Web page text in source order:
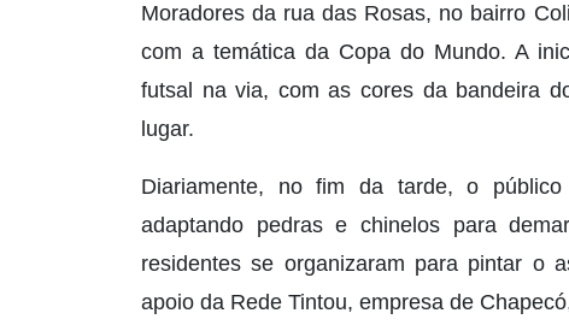
Moradores da rua das Rosas, no bairro
com a temática da Copa do Mundo. A
futsal na via, com as cores da bandeira
lugar.
Diariamente, no fim da tarde, o
adaptando pedras e chinelos para
residentes se organizaram para pintar o
apoio da Rede Tintou, empresa de